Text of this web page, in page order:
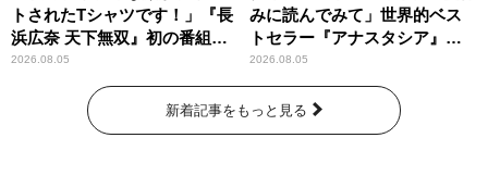
トされたTシャツです！」『長
浜広奈 天下無双』初の番組グ
ッズ発売
2026.08.05
みに読んでみて」世界的ベス
トセラー『アナスタシア』を
紹介
2026.08.05
新着記事をもっと見る